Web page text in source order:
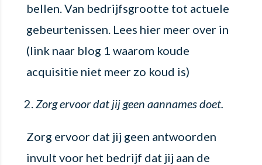
bellen. Van bedrijfsgrootte tot actuele
gebeurtenissen. Lees hier meer over in
(link naar blog 1 waarom koude
acquisitie niet meer zo koud is)
Zorg ervoor dat jij geen aannames doet.
Zorg ervoor dat jij geen antwoorden
invult voor het bedrijf dat jij aan de